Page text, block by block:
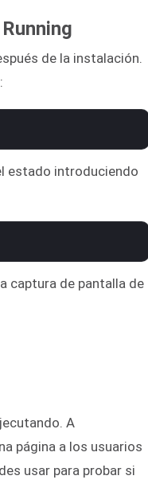
de la instalación.
estado introduciendo
captura de pantalla de
A
página a los usuarios
usar para probar si